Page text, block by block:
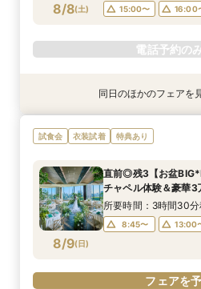
8/8(土)
15:00〜
16:00
電話予約の
衣装試着 特典あり
8/8(土)
【お子様と叶える感
ティでも安心フェア
8:45〜 13:00
衣装試着 特典あり
8/8(土)
【本格儀式殿ツアー
美食フェア
8:45〜 13:00
衣装試着 特典あり
8/8(土)
【家族婚】安心予算
もてなし体験
8:45〜 13:00
8/8(土)
【自宅でフェア参加
式場相談会
13:00〜
14:00
15:00〜
16:00
17:00〜
衣装試着 特典あり
8/8(土)
【料理重視必見★】伝
ビュッフェ体験フェア
8:45〜 13:00
衣装試着 特典あり
8/8(土)
【和装×チャペル】ス
ダン挙式体験
8:45〜 13:00
同日のほかのフェアを
試食会 衣装試着 特典あり
8/9(日)
直前◎残3【お盆
チャペル体験＆豪華3
所要時間：3時間30
8:45〜 13:00
フェアを